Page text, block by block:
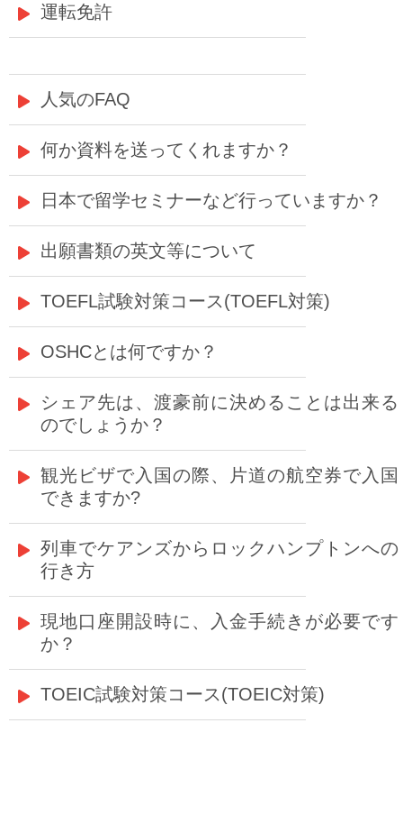
運転免許
人気のFAQ
何か資料を送ってくれますか？
日本で留学セミナーなど行っていますか？
出願書類の英文等について
TOEFL試験対策コース(TOEFL対策)
OSHCとは何ですか？
シェア先は、渡豪前に決めることは出来る
のでしょうか？
観光ビザで入国の際、片道の航空券で入国
できますか?
列車でケアンズからロックハンプトンへの
行き方
現地口座開設時に、入金手続きが必要です
か？
TOEIC試験対策コース(TOEIC対策)